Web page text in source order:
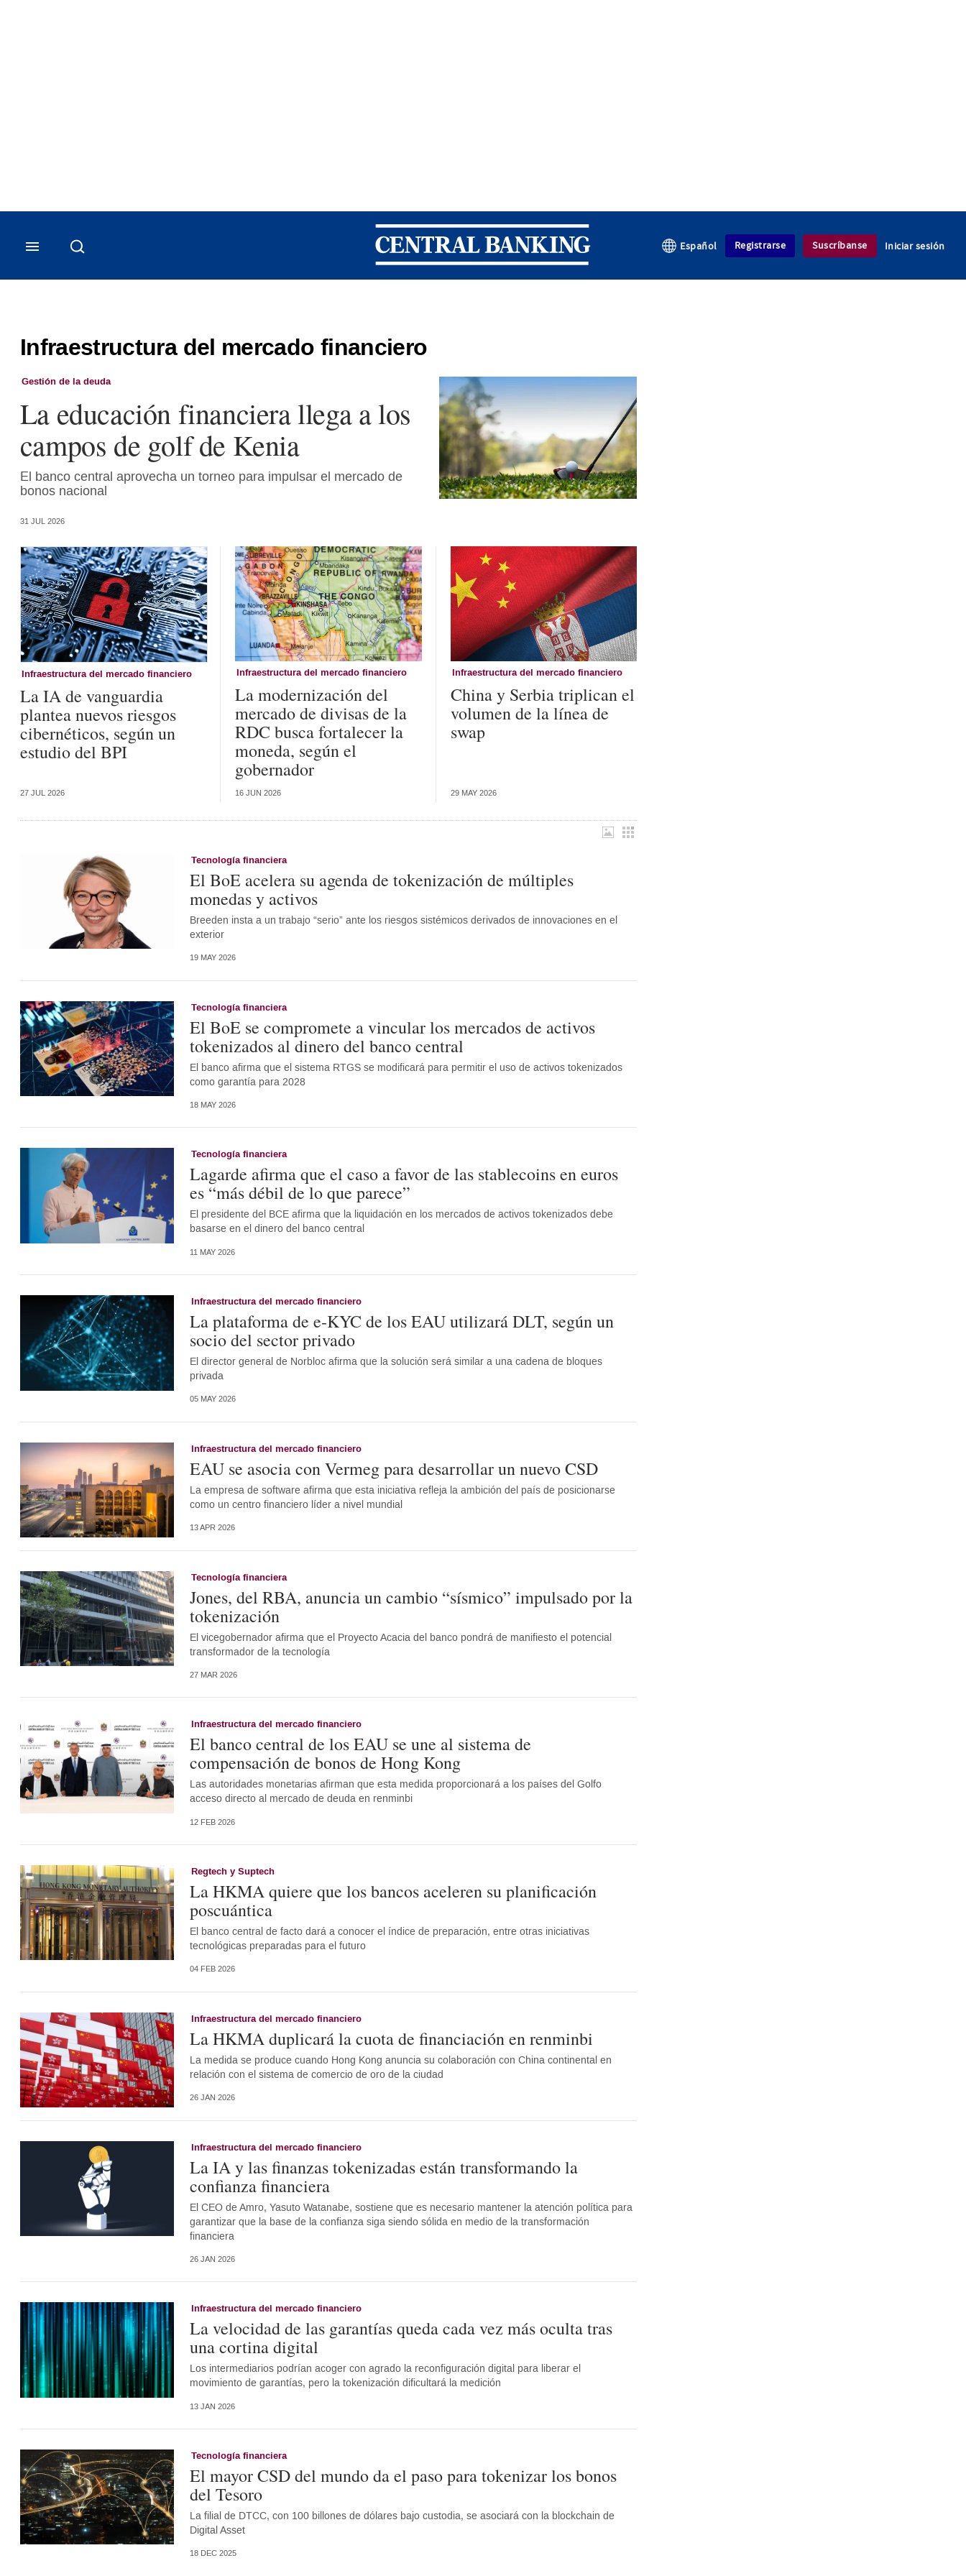
Central Banking
Español Registrarse Suscríbanse Iniciar sesión
Infraestructura del mercado financiero
Gestión de la deuda
La educación financiera llega a los
campos de golf de Kenia
El banco central aprovecha un torneo para impulsar el mercado de
bonos nacional
31 JUL 2026
Infraestructura del mercado financiero
La IA de vanguardia
plantea nuevos riesgos
cibernéticos, según un
estudio del BPI
27 JUL 2026
Infraestructura del mercado financiero
La modernización del
mercado de divisas de la
RDC busca fortalecer la
moneda, según el
gobernador
16 JUN 2026
Infraestructura del mercado financiero
China y Serbia triplican el
volumen de la línea de
swap
29 MAY 2026
Tecnología financiera
El BoE acelera su agenda de tokenización de múltiples
monedas y activos
Breeden insta a un trabajo “serio” ante los riesgos sistémicos derivados de innovaciones en el
exterior
19 MAY 2026
Tecnología financiera
El BoE se compromete a vincular los mercados de activos
tokenizados al dinero del banco central
El banco afirma que el sistema RTGS se modificará para permitir el uso de activos tokenizados
como garantía para 2028
18 MAY 2026
Tecnología financiera
Lagarde afirma que el caso a favor de las stablecoins en euros
es “más débil de lo que parece”
El presidente del BCE afirma que la liquidación en los mercados de activos tokenizados debe
basarse en el dinero del banco central
11 MAY 2026
Infraestructura del mercado financiero
La plataforma de e-KYC de los EAU utilizará DLT, según un
socio del sector privado
El director general de Norbloc afirma que la solución será similar a una cadena de bloques
privada
05 MAY 2026
Infraestructura del mercado financiero
EAU se asocia con Vermeg para desarrollar un nuevo CSD
La empresa de software afirma que esta iniciativa refleja la ambición del país de posicionarse
como un centro financiero líder a nivel mundial
13 APR 2026
Tecnología financiera
Jones, del RBA, anuncia un cambio “sísmico” impulsado por la
tokenización
El vicegobernador afirma que el Proyecto Acacia del banco pondrá de manifiesto el potencial
transformador de la tecnología
27 MAR 2026
Infraestructura del mercado financiero
El banco central de los EAU se une al sistema de
compensación de bonos de Hong Kong
Las autoridades monetarias afirman que esta medida proporcionará a los países del Golfo
acceso directo al mercado de deuda en renminbi
12 FEB 2026
Regtech y Suptech
La HKMA quiere que los bancos aceleren su planificación
poscuántica
El banco central de facto dará a conocer el índice de preparación, entre otras iniciativas
tecnológicas preparadas para el futuro
04 FEB 2026
Infraestructura del mercado financiero
La HKMA duplicará la cuota de financiación en renminbi
La medida se produce cuando Hong Kong anuncia su colaboración con China continental en
relación con el sistema de comercio de oro de la ciudad
26 JAN 2026
Infraestructura del mercado financiero
La IA y las finanzas tokenizadas están transformando la
confianza financiera
El CEO de Amro, Yasuto Watanabe, sostiene que es necesario mantener la atención política para
garantizar que la base de la confianza siga siendo sólida en medio de la transformación
financiera
26 JAN 2026
Infraestructura del mercado financiero
La velocidad de las garantías queda cada vez más oculta tras
una cortina digital
Los intermediarios podrían acoger con agrado la reconfiguración digital para liberar el
movimiento de garantías, pero la tokenización dificultará la medición
13 JAN 2026
Tecnología financiera
El mayor CSD del mundo da el paso para tokenizar los bonos
del Tesoro
La filial de DTCC, con 100 billones de dólares bajo custodia, se asociará con la blockchain de
Digital Asset
18 DEC 2025